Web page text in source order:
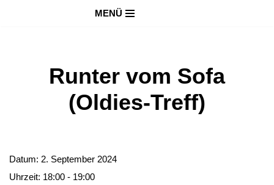
MENÜ
Runter vom Sofa
(Oldies-Treff)
Datum: 2. September 2024
Uhrzeit: 18:00 - 19:00